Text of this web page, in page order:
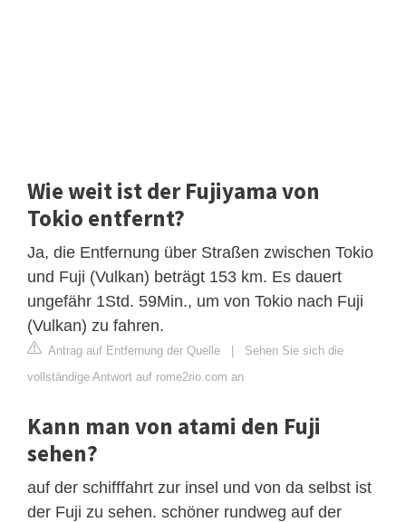
Wie weit ist der Fujiyama von
Tokio entfernt?
Ja, die Entfernung über Straßen zwischen Tokio
und Fuji (Vulkan) beträgt 153 km. Es dauert
ungefähr 1Std. 59Min., um von Tokio nach Fuji
(Vulkan) zu fahren.
Antrag auf Entfernung der Quelle | Sehen Sie sich die
vollständige Antwort auf rome2rio.com an
Kann man von atami den Fuji
sehen?
auf der schifffahrt zur insel und von da selbst ist
der Fuji zu sehen. schöner rundweg auf der